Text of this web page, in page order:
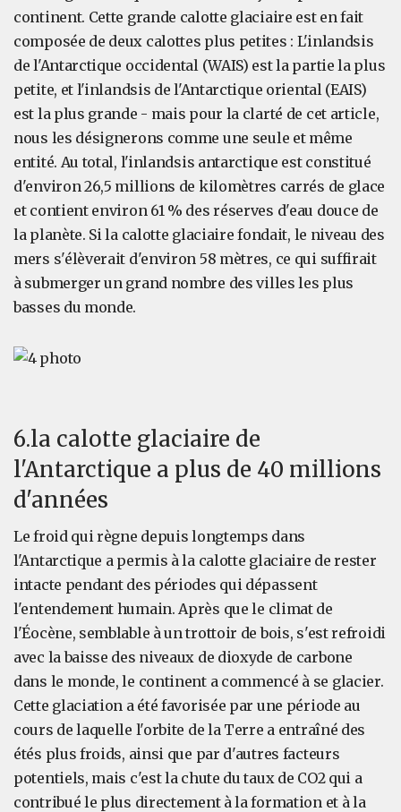
continent. Cette grande calotte glaciaire est en fait
composée de deux calottes plus petites : L'inlandsis
de l'Antarctique occidental (WAIS) est la partie la plus
petite, et l'inlandsis de l'Antarctique oriental (EAIS)
est la plus grande - mais pour la clarté de cet article,
nous les désignerons comme une seule et même
entité. Au total, l'inlandsis antarctique est constitué
d'environ 26,5 millions de kilomètres carrés de glace
et contient environ 61 % des réserves d'eau douce de
la planète. Si la calotte glaciaire fondait, le niveau des
mers s'élèverait d'environ 58 mètres, ce qui suffirait
à submerger un grand nombre des villes les plus
basses du monde.
6.la calotte glaciaire de
l'Antarctique a plus de 40 millions
d'années
Le froid qui règne depuis longtemps dans
l'Antarctique a permis à la calotte glaciaire de rester
intacte pendant des périodes qui dépassent
l'entendement humain. Après que le climat de
l'Éocène, semblable à un trottoir de bois, s'est refroidi
avec la baisse des niveaux de dioxyde de carbone
dans le monde, le continent a commencé à se glacier.
Cette glaciation a été favorisée par une période au
cours de laquelle l'orbite de la Terre a entraîné des
étés plus froids, ainsi que par d'autres facteurs
potentiels, mais c'est la chute du taux de CO2 qui a
contribué le plus directement à la formation et à la